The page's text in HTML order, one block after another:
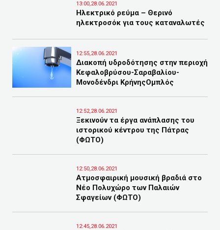
13:00,28.06.2021
Ηλεκτρικό ρεύμα – Θερινό
ηλεκτροσόκ για τους καταναλωτές
12:55,28.06.2021
Διακοπή υδροδότησης στην περιοχή
Κεφαλοβρύσου-Σαραβαλίου-
Μονοδένδρι ΚρήνηςΟμπλός
12:52,28.06.2021
Ξεκινούν τα έργα ανάπλασης του
ιστορικού κέντρου της Πάτρας
(ΦΩΤΟ)
12:50,28.06.2021
Ατμοσφαιρική μουσική βραδιά στο
Νέο Πολυχώρο των Παλαιών
Σφαγείων (ΦΩΤΟ)
12:45,28.06.2021